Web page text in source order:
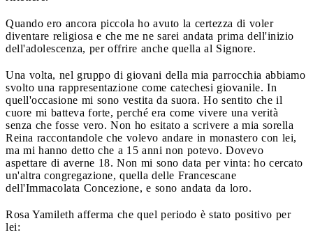
Quando ero ancora piccola ho avuto la certezza di voler
diventare religiosa e che me ne sarei andata prima dell'inizio
dell'adolescenza, per offrire anche quella al Signore.
Una volta, nel gruppo di giovani della mia parrocchia abbiamo
svolto una rappresentazione come catechesi giovanile. In
quell'occasione mi sono vestita da suora. Ho sentito che il
cuore mi batteva forte, perché era come vivere una verità
senza che fosse vero. Non ho esitato a scrivere a mia sorella
Reina raccontandole che volevo andare in monastero con lei,
ma mi hanno detto che a 15 anni non potevo. Dovevo
aspettare di averne 18. Non mi sono data per vinta: ho cercato
un'altra congregazione, quella delle Francescane
dell'Immacolata Concezione, e sono andata da loro.
Rosa Yamileth afferma che quel periodo è stato positivo per
lei: